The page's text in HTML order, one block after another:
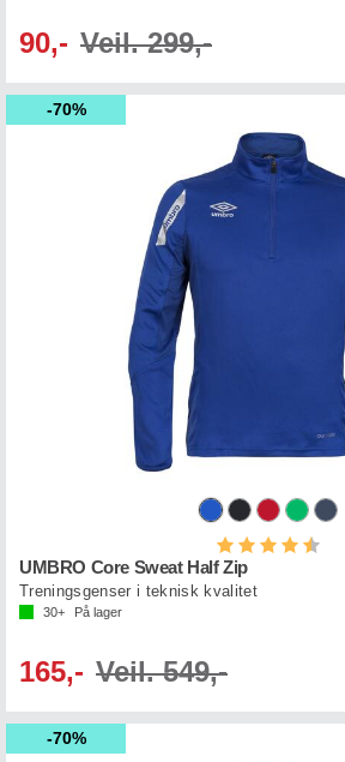
90,- Veil. 299,-
70%
Karakter:
UMBRO Core Sweat Half Zip
Treningsgenser i teknisk kvalitet
30+ På lager
165,- Veil. 549,-
70%